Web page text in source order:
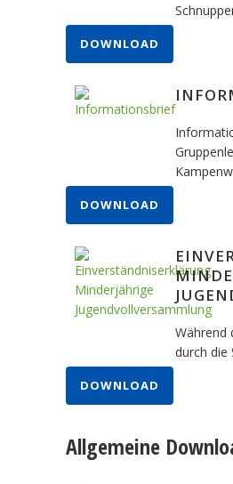
DOWNLOAD
DOWNLOAD
Während
durch die
DOWNLOAD
Allgemeine